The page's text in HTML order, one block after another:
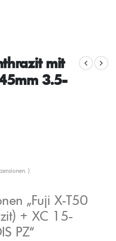
mit
3.5-
)
„Fuji X-T50
+ XC 15-
PZ“